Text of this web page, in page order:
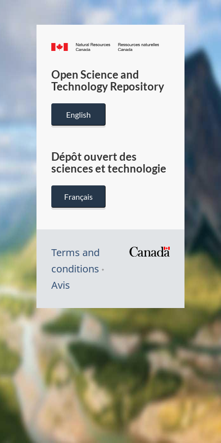
Canada.ca
/
Canada
Open Science and
Technology Repository
English
Dépôt ouvert des
sciences et technologie
Français
Terms and
conditions
Avis
Canada